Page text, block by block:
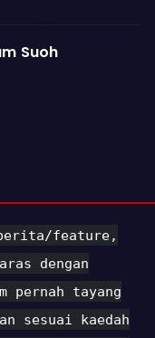
Suoh
feature,
dengan
tayang
sesuai kaedah